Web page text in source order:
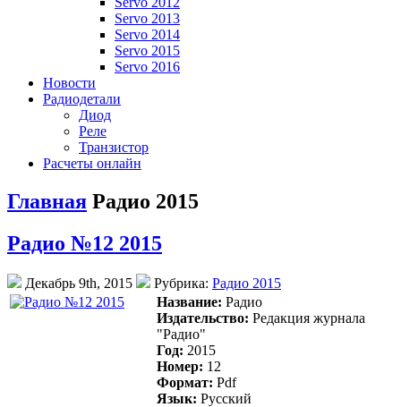
Servo 2013
Servo 2014
Servo 2015
Servo 2016
Новости
Радиодетали
Диод
Реле
Транзистор
Расчеты онлайн
Главная Радио 2015
Радио №12 2015
Декабрь 9th, 2015 Рубрика: Радио 2015
Название: Радио
Издательство: Редакция журнала
"Радио"
Год: 2015
Номер: 12
Формат: Pdf
Язык: Русский